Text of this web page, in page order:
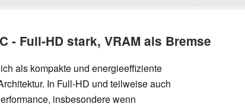
- Full-HD stark, VRAM als Bremse
als kompakte und energieeffiziente
In Full-HD und teilweise auch
insbesondere wenn